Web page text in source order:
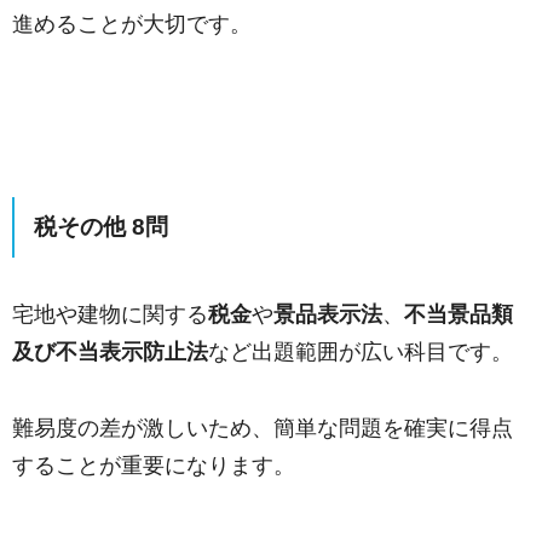
進めることが大切です。
税その他 8問
宅地や建物に関する税金や景品表示法、 不当景品類
及び不当表示防止法など出題範囲が広い科目です。
難易度の差が激しいため、簡単な問題を確実に得点
することが重要になります。